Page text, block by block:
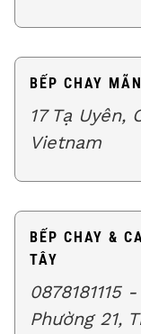
BẾP CHAY
17 Tạ Uyên,
Vietnam
BẾP CHAY &
TÂY
0878181115
Phường 21,